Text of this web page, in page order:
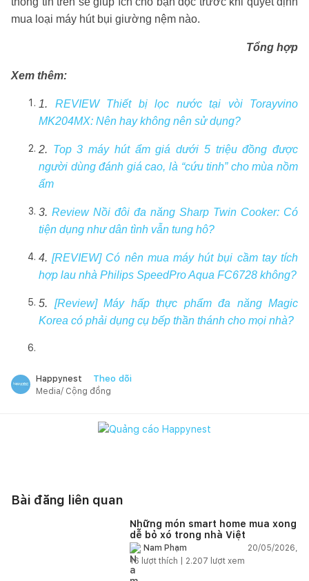
mua loại máy hút bụi giường nệm nào.
Tổng hợp
Xem thêm:
1. REVIEW Thiết bị lọc nước tại vòi Torayvino
MK204MX: Nên hay không nên sử dụng?
2. Top 3 máy hút ẩm giá dưới 5 triệu đồng được
người dùng đánh giá cao, là “cứu tinh” cho mùa nồm
ẩm
3. Review Nồi đôi đa năng Sharp Twin Cooker: Có
tiện dụng như dân tình vẫn tung hô?
4.[REVIEW] Có nên mua máy hút bụi cầm tay tích
hợp lau nhà Philips SpeedPro Aqua FC6728 không?
5. [Review] Máy hấp thực phẩm đa năng Magic
Korea có phải dụng cụ bếp thần thánh cho mọi nhà?
Happynest Theo dõi
Media/ Cộng đồng
Bài đăng liên quan
Những món smart home mua xong
dễ bỏ xó trong nhà Việt
Nam Phạm
20/05/2026,
16 lượt thích | 2.207 lượt xem